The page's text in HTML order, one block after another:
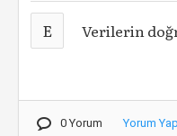
E Verilerin
0 Yorum Yorum Yap